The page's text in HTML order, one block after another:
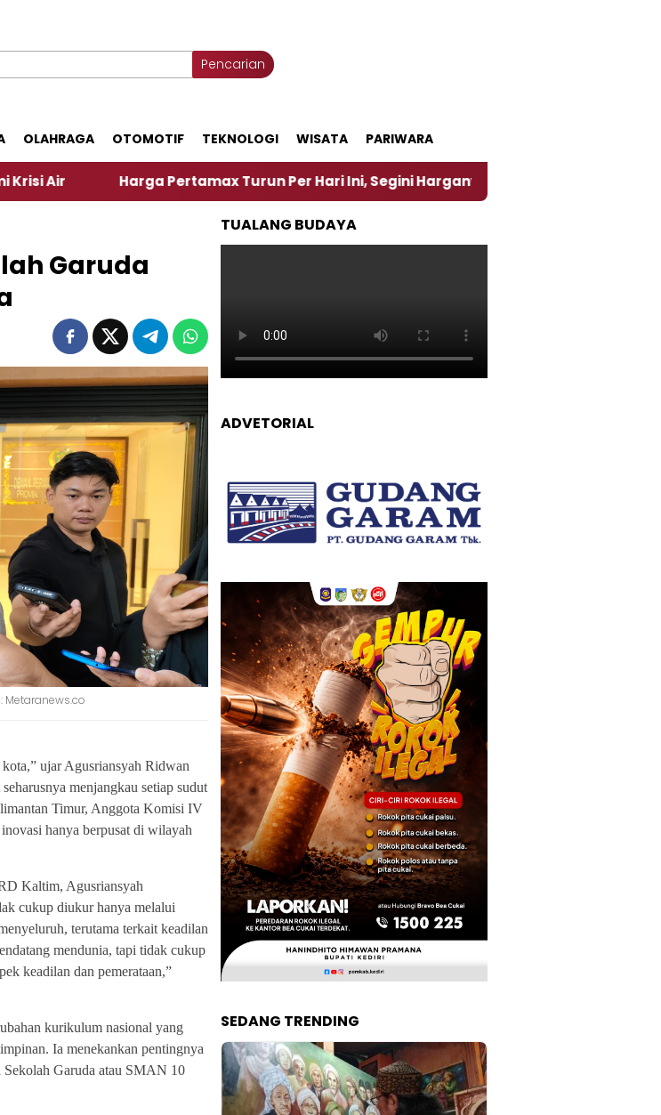
Pencarian
OLAHRAGA OTOMOTIF TEKNOLOGI WISATA PARIWARA
Harga Pertamax Turun Per Hari Ini, Segini Harganya ‎Nasirun Maestro Lukis
Garuda
Metaranews.co
ujar Agusriansyah Ridwan
menjangkau setiap sudut
Timur, Anggota Komisi IV
hanya berpusat di wilayah
Kaltim, Agusriansyah
cukup diukur hanya melalui
terutama terkait keadilan
mendunia, tapi tidak cukup
keadilan dan pemerataan,”
kurikulum nasional yang
Ia menekankan pentingnya
Sekolah Garuda atau SMAN 10
TUALANG BUDAYA
ADVETORIAL
SEDANG TRENDING